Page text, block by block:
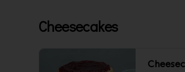
Cheesecakes